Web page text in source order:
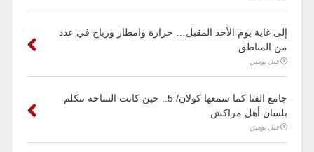
إلى غاية يوم الأحد المقبل… حرارة وامطار ورياح في عدد
من المناطق
قبل يومين
جامع الفنا كما سمعها كولان/ 5.. حين كانت الساحة تتكلم
بلسان أهل مراكش
قبل يومين